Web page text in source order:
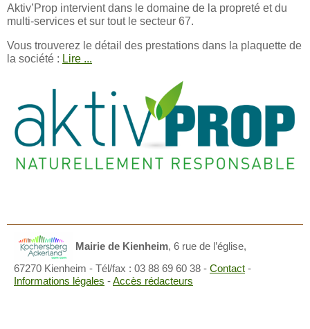
Aktiv’Prop intervient dans le domaine de la propreté et du
multi-services et sur tout le secteur 67.
Vous trouverez le détail des prestations dans la plaquette de
la société : Lire ...
Mairie de Kienheim, 6 rue de l’église,
67270 Kienheim - Tél/fax : 03 88 69 60 38 - Contact -
Informations légales -Accès rédacteurs